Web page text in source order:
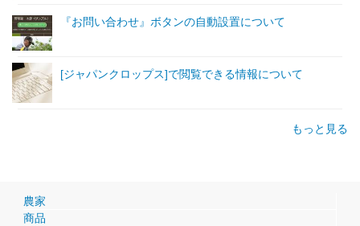
『お問い合わせ』ボタンの自動設置について
[ジャパンクロップス]で閲覧できる情報について
もっと見る
農家
商品